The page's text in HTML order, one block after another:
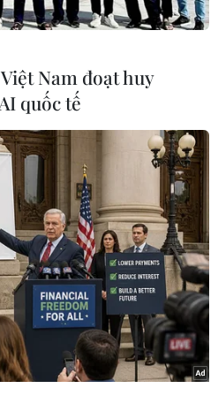
3 loại A, B, C.
qua mây mù, không
khi đó tia loại B có thể
hoặc làm đen da.
Play
Video
tiếp xúc phần lớn với
Nam đoạt huy
quốc tế